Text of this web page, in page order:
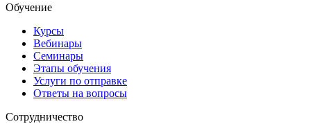
Обучение
Курсы
Вебинары
Семинары
Этапы обучения
Услуги по отправке
Ответы на вопросы
Сотрудничество